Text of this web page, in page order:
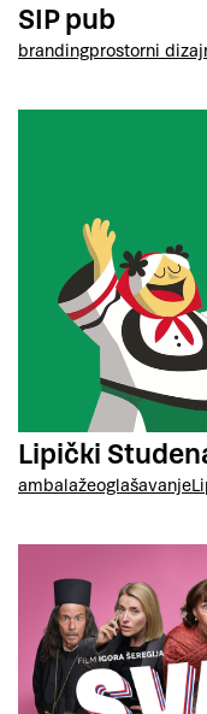
SIP pub
brandingprostorni
Lipički
ambalažeoglašavanje